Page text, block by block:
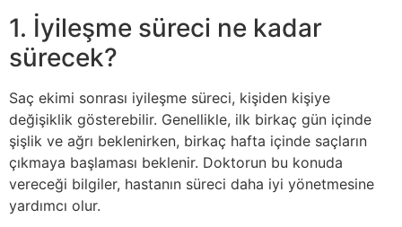
1. İyileşme süreci ne kadar
sürecek?
Saç ekimi sonrası iyileşme süreci, kişiden kişiye
değişiklik gösterebilir. Genellikle, ilk birkaç gün içinde
şişlik ve ağrı beklenirken, birkaç hafta içinde saçların
çıkmaya başlaması beklenir. Doktorun bu konuda
vereceği bilgiler, hastanın süreci daha iyi yönetmesine
yardımcı olur.